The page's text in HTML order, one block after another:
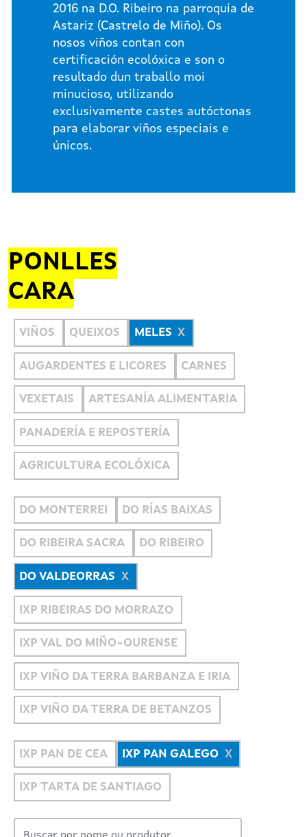
2016 na D.O. Ribeiro na parroquia de
Astariz (Castrelo de Miño). Os
nosos viños contan con
certificación ecolóxica e son o
resultado dun traballo moi
minucioso, utilizando
exclusivamente castes autóctonas
para elaborar viños especiais e
únicos.
PONLLES
CARA
VIÑOS QUEIXOS MELES
AUGARDENTES E LICORES CARNES
VEXETAIS ARTESANÍA ALIMENTARIA
PANADERÍA E REPOSTERÍA
AGRICULTURA ECOLÓXICA
DO MONTERREI DO RÍAS BAIXAS
DO RIBEIRA SACRA DO RIBEIRO
DO VALDEORRAS
IXP RIBEIRAS DO MORRAZO
IXP VAL DO MIÑO-OURENSE
IXP VIÑO DA TERRA BARBANZA E IRIA
IXP VIÑO DA TERRA DE BETANZOS
IXP PAN DE CEA IXP PAN GALEGO
IXP TARTA DE SANTIAGO